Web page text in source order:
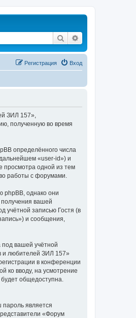
Поиск
Вход
Регистрация
ЗИЛ 157»,
полученную во время
определённого числа
«user-id») и
просмотра одной из тем
работы с форумами.
phpBB, однако они
вашей
записью Гостя (в
и сообщения,
вашей учётной
и любителей ЗИЛ 157»
в конференции
ко вводу, на усмотрение
общедоступна.
является
«Форум